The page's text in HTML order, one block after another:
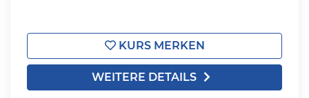
KURS MERKEN
WEITERE DETAILS